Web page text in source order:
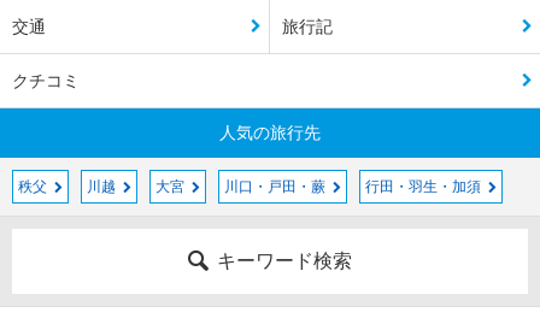
交通 旅行記
クチコミ
人気の旅行先
秩父 川越 大宮 川口・戸田・蕨 行田・羽生・加須
キーワード検索